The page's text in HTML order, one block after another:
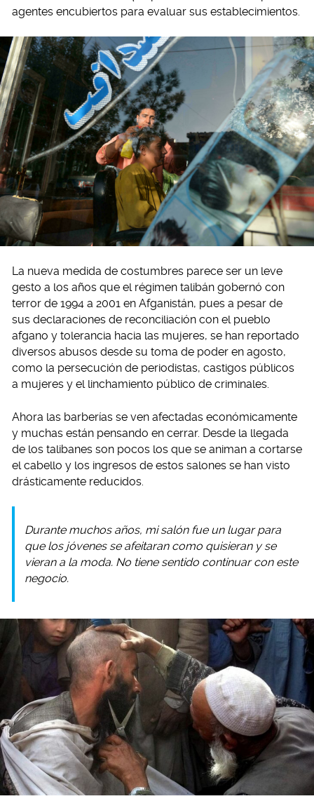
agentes encubiertos para evaluar sus establecimientos.
La nueva medida de costumbres parece ser un leve
gesto a los años que el régimen talibán gobernó con
terror de 1994 a 2001 en Afganistán, pues a pesar de
sus declaraciones de reconciliación con el pueblo
afgano y tolerancia hacia las mujeres, se han reportado
diversos abusos desde su toma de poder en agosto,
como la persecución de periodistas, castigos públicos
a mujeres y el linchamiento público de criminales.
Ahora las barberías se ven afectadas económicamente
y muchas están pensando en cerrar. Desde la llegada
de los talibanes son pocos los que se animan a cortarse
el cabello y los ingresos de estos salones se han visto
drásticamente reducidos.
Durante muchos años, mi salón fue un lugar para
que los jóvenes se afeitaran como quisieran y se
vieran a la moda. No tiene sentido continuar con este
negocio.